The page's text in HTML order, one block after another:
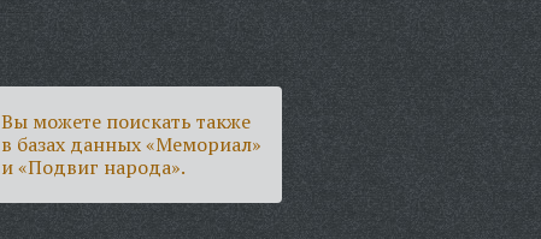
Вы можете поискать также
в базах данных «Мемориал»
и «Подвиг народа».